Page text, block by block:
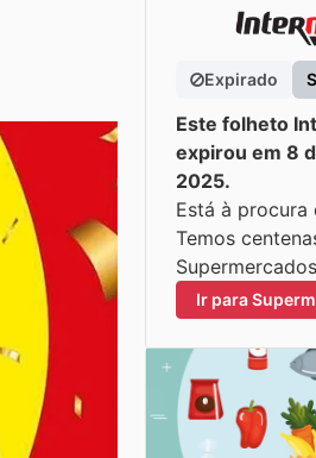
Expirado
Este folheto
expirou em 8
2025.
Está à procura
Temos
Ir para